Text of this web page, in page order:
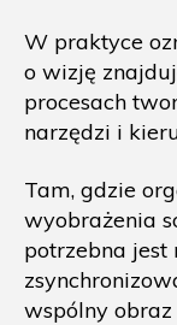
W praktyce
o wizję
procesach
narzędzi i
Tam, gdzie
wyobrażenia
potrzebna
wspólny obraz